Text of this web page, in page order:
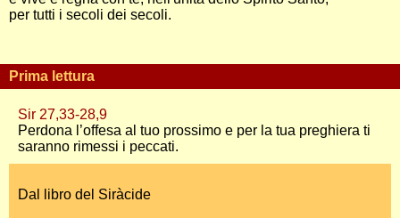
per tutti i secoli dei secoli.
Prima lettura
Sir 27,33-28,9
Perdona l’offesa al tuo prossimo e per la tua preghiera ti
saranno rimessi i peccati.
Dal libro del Siràcide